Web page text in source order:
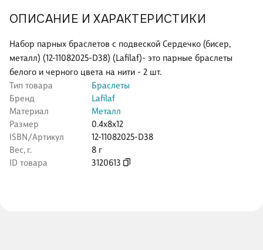
ОПИСАНИЕ И ХАРАКТЕРИСТИКИ
Набор парных браслетов с подвеской Сердечко (бисер,
металл) (12-11082025-D38) (Lafilaf)- это парные браслеты
белого и черного цвета на нити - 2 шт.
Тип товара
Браслеты
Бренд
Lafilaf
Материал
Металл
Размер
0.4x8x12
ISBN/Артикул
12-11082025-D38
Вес, г.
8 г
ID товара
3120613